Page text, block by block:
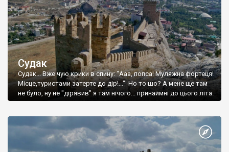
Судак
Судак... Вже чую крики в спину: "Ааа, попса! Муляжна фортеця!
Місце,туристами затерте до дір!..." Но то шо? А мене ще там
не було, ну не "дірявив" я там нічого... принаймні до цього літа.